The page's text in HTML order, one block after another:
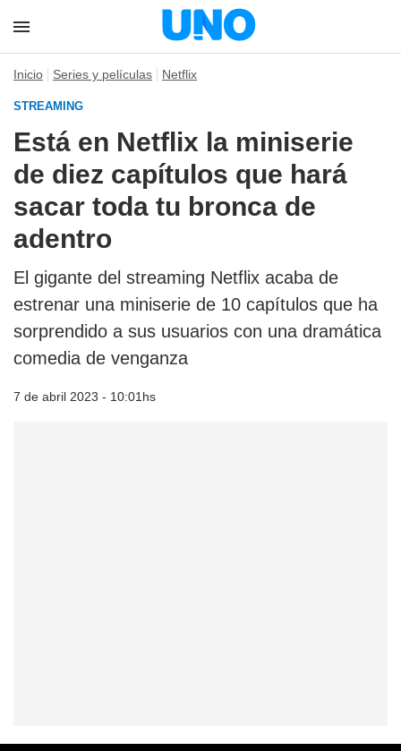
Inicio Series y películas Netflix
STREAMING
Está en Netflix la miniserie
de diez capítulos que hará
sacar toda tu bronca de
adentro
El gigante del streaming Netflix acaba de
estrenar una miniserie de 10 capítulos que ha
sorprendido a sus usuarios con una dramática
comedia de venganza
7 de abril 2023 - 10:01hs